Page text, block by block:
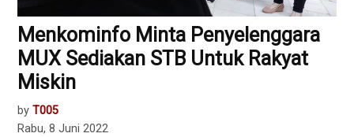
Menkominfo Minta Penyelenggara
MUX Sediakan STB Untuk Rakyat
Miskin
by T005
Rabu, 8 Juni 2022